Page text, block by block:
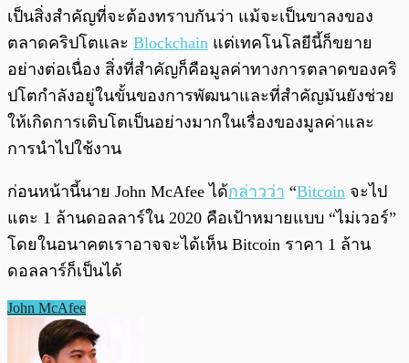
เป็นสิ่งสำคัญที่จะต้องทราบกันว่า แม้จะเป็นขาลงของ
ตลาดคริปโตและ Blockchain แต่เทคโนโลยีนี้ก็ขยาย
อย่างต่อเนื่อง สิ่งที่สำคัญก็คือมูลค่าทางการตลาดของคริ
ปโตกำลังอยู่ในขั้นของการพัฒนาและที่สำคัญมันยังช่วย
ให้เกิดการเติบโตเป็นอย่างมากในเรื่องของมูลค่าและ
การนำไปใช้งาน
ก่อนหน้านี้นาย John McAfee ได้กล่าวว่า “Bitcoin จะไป
แตะ 1 ล้านดอลลาร์ใน 2020 คือเป้าหมายแบบ “ไม่เวอร์”
โดยในอนาคตเราอาจจะได้เห็น Bitcoin ราคา 1 ล้าน
ดอลลาร์ก็เป็นได้
John McAfee